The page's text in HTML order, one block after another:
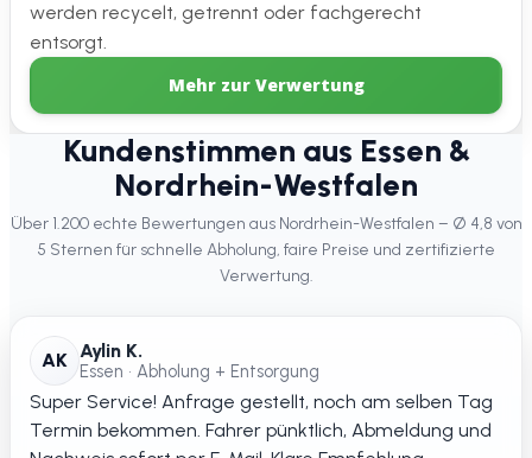
werden recycelt, getrennt oder fachgerecht
entsorgt.
Mehr zur Verwertung
Kundenstimmen aus Essen &
Nordrhein-Westfalen
Über 1.200 echte Bewertungen aus Nordrhein-Westfalen – Ø 4,8 von
5 Sternen für schnelle Abholung, faire Preise und zertifizierte
Verwertung.
AK Aylin K.
Essen • Abholung + Entsorgung
Super Service! Anfrage gestellt, noch am selben Tag
Termin bekommen. Fahrer pünktlich, Abmeldung und